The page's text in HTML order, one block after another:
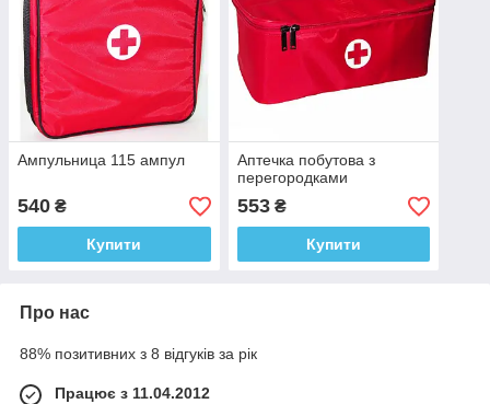
Ампульница 115 ампул
540 ₴
Купити
Аптечка побутова з
перегородками
553₴
Купити
Про нас
88% позитивних з 8 відгуків за рік
Працює з 11.04.2012